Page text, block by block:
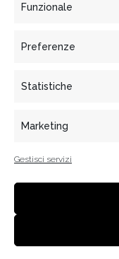
Funzionale
Preferenze
Statistiche
Marketing
Gestisci servizi
Informativa Privacy